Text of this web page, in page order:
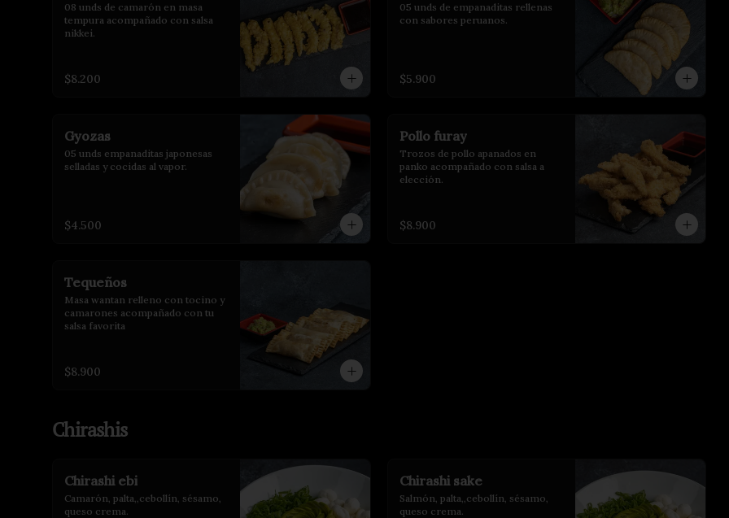
08 unds de camarón en masa
tempura acompañado con salsa
nikkei.
$8.200
05 unds de empanaditas rellenas
con sabores peruanos.
$5.900
Gyozas
05 unds empanaditas japonesas
selladas y cocidas al vapor.
$4.500
Pollo furay
Trozos de pollo apanados en
panko acompañado con salsa a
elección.
$8.900
Tequeños
Masa wantan relleno con tocino y
camarones acompañado con tu
salsa favorita
$8.900
Chirashis
Chirashi ebi
Camarón, palta,,cebollín, sésamo,
queso crema.
Chirashi sake
Salmón, palta,,cebollín, sésamo,
queso crema.